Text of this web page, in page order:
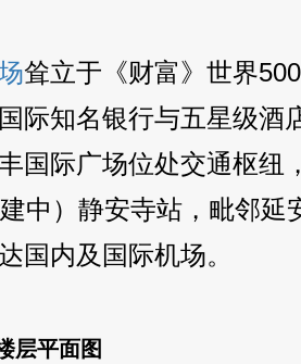
耸立于《财富》世界
际知名银行与五星级酒
国际广场位处交通枢纽
中）静安寺站，毗邻延
国内及国际机场。
层平面图